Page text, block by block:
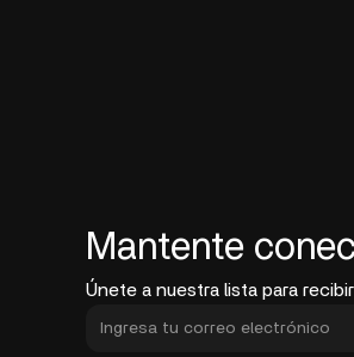
Mantente
Únete a nuestra lista para